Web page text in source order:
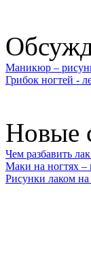
Маникюр –
Грибок ногтей -
Новые
Чем разбавить
Маки на ногтях –
Рисунки лаком на